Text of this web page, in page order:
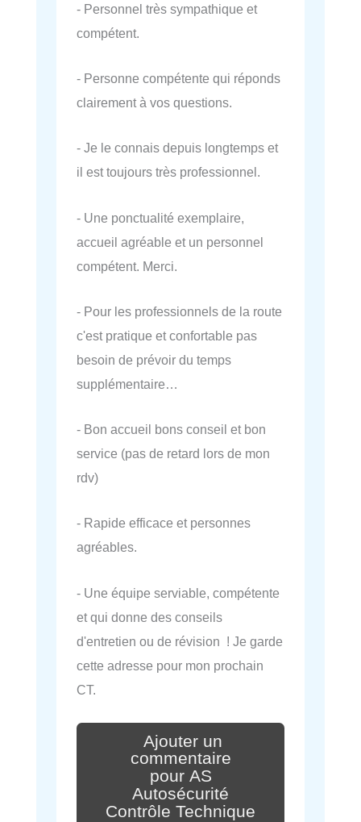
- Personnel très sympathique et
compétent.
- Personne compétente qui réponds
clairement à vos questions.
- Je le connais depuis longtemps et
il est toujours très professionnel.
- Une ponctualité exemplaire,
accueil agréable et un personnel
compétent. Merci.
- Pour les professionnels de la route
c'est pratique et confortable pas
besoin de prévoir du temps
supplémentaire…
- Bon accueil bons conseil et bon
service (pas de retard lors de mon
rdv)
- Rapide efficace et personnes
agréables.
- Une équipe serviable, compétente
et qui donne des conseils
d'entretien ou de révision ! Je garde
cette adresse pour mon prochain
CT.
Ajouter un
commentaire
pour AS
Autosécurité
Contrôle Technique